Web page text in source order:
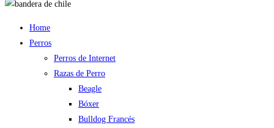
Home
Perros
Perros de Internet
Razas de Perro
Beagle
Bóxer
Bulldog Francés